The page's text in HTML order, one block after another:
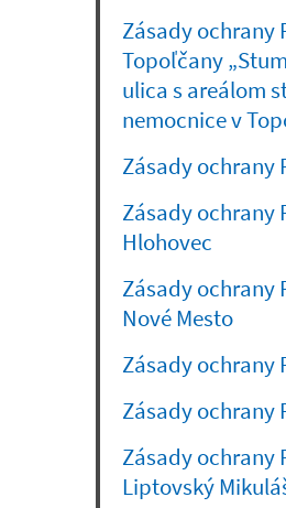
Zásady ochrany
Topoľčany
ulica s areálom
nemocnice v
Zásady ochrany
Zásady ochrany
Hlohovec
Zásady ochrany
Nové Mesto
Zásady ochrany
Zásady ochrany
Zásady ochrany
Liptovský